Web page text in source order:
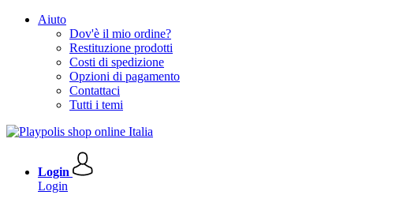
Aiuto
Dov'è il mio ordine?
Restituzione prodotti
Costi di spedizione
Opzioni di pagamento
Contattaci
Tutti i temi
Login
Login